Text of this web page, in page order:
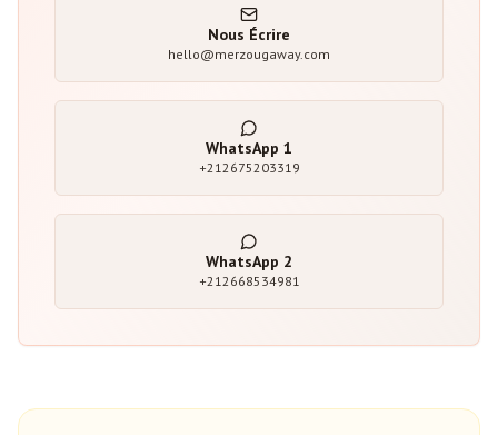
Nous Écrire
hello@merzougaway.com
WhatsApp 1
+212675203319
WhatsApp 2
+212668534981